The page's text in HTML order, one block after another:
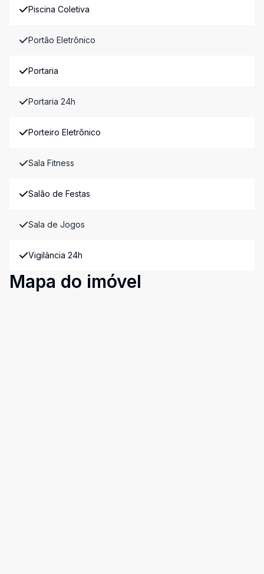
Piscina Coletiva
Portão Eletrônico
Portaria
Portaria 24h
Porteiro Eletrônico
Sala Fitness
Salão de Festas
Sala de Jogos
Vigilância 24h
Mapa do imóvel